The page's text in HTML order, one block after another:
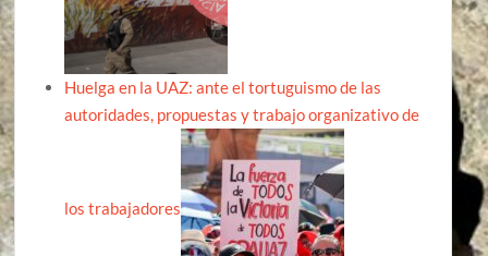
Huelga en la UAZ: ante el tortuguismo de las
autoridades, propuestas y trabajo organizativo de
los trabajadores